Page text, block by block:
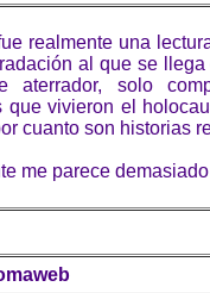
realmente una
al que se
aterrador, solo
que vivieron el
cuanto son historias
me parece